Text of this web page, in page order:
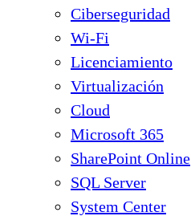
Ciberseguridad
Wi-Fi
Licenciamiento
Virtualización
Cloud
Microsoft 365
SharePoint Online
SQL Server
System Center